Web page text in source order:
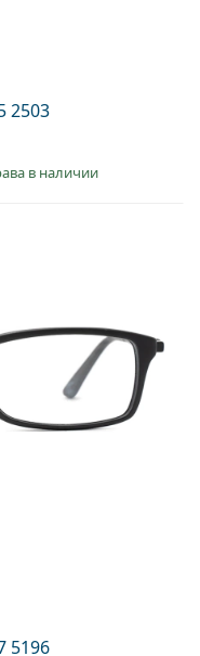
2503
в наличии
5196